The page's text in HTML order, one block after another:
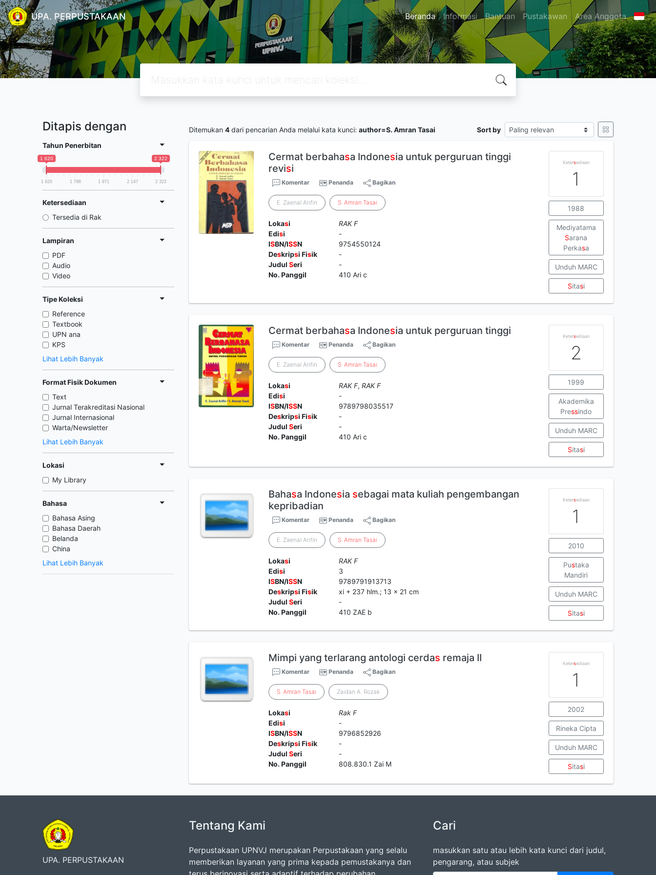
UPA. PERPUSTAKAAN Beranda Informasi Bantuan Pustakawan Area Anggota
Ditapis dengan
Tahun Penerbitan
1 620 2 322
1 620 1 796 1 971 2 147 2 322
Ketersediaan
Tersedia di Rak
Lampiran
PDF
Audio
Video
Tipe Koleksi
Reference
Textbook
UPN ana
KPS
Lihat Lebih Banyak
Format Fisik Dokumen
Text
Jurnal Terakreditasi Nasional
Jurnal Internasional
Warta/Newsletter
Lihat Lebih Banyak
Lokasi
My Library
Bahasa
Bahasa Asing
Bahasa Daerah
Belanda
China
Lihat Lebih Banyak
Ditemukan 4 dari pencarian Anda melalui kata kunci: author=S. Amran Tasai Sort by
Cermat berbahasa Indonesia untuk perguruan tinggi
revisi
Komentar Penanda Bagikan
E. Zaenal Arifin S.Amran Tasai
Lokasi
RAK F
Edisi
-
ISBN/ISSN
9754550124
Deskripsi Fisik
-
JudulSeri
-
No. Panggil
410 Ari c
Ketersediaan
1
1988
Mediyatama
Sarana
Perkasa
Unduh MARC
Sitasi
Cermat berbahasa Indonesia untuk perguruan tinggi
Komentar Penanda Bagikan
E. Zaenal Arifin S.Amran Tasai
Lokasi RAK F, RAK F
Edisi
-
ISBN/ISSN
9789798035517
Deskripsi Fisik
-
JudulSeri
-
No. Panggil
410 Ari c
Ketersediaan
2
1999
Akademika
Pressindo
Unduh MARC
Sitasi
Bahasa Indonesia sebagai mata kuliah pengembangan
kepribadian
Komentar Penanda Bagikan
E. Zaenal Arifin S.Amran Tasai
Lokasi
RAK F
Edisi
3
ISBN/ISSN
9789791913713
Deskripsi Fisik
xi + 237 hlm.; 13 x 21 cm
JudulSeri
-
No. Panggil
410 ZAE b
Ketersediaan
1
2010
Pustaka
Mandiri
Unduh MARC
Sitasi
Mimpi yang terlarang antologi cerdas remaja II
Komentar Penanda Bagikan
S.Amran Tasai Zaidan A. Rozak
Lokasi
Rak F
Edisi
-
ISBN/ISSN
9796852926
Deskripsi Fisik
-
JudulSeri
-
No. Panggil
808.830.1 Zai M
Ketersediaan
1
2002
Rineka Cipta
Unduh MARC
Sitasi
UPA. PERPUSTAKAAN
Tentang Kami
Perpustakaan UPNVJ merupakan Perpustakaan yang selalu
memberikan layanan yang prima kepada pemustakanya dan
Cari
masukkan satu atau lebih kata kunci dari judul,
pengarang, atau subjek